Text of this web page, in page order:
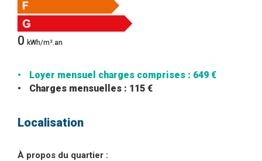
0 kWh/m².an
Loyer mensuel charges comprises : 649 €
Charges mensuelles : 115 €
Localisation
À propos du quartier :